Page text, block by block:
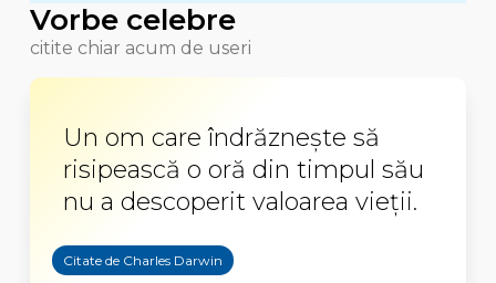
Vorbe celebre
citite chiar acum de useri
Un om care îndrăzneşte să
risipească o oră din timpul său
nu a descoperit valoarea vieţii.
Citate de Charles Darwin